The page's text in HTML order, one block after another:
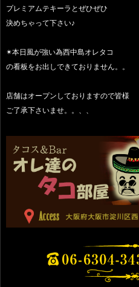
プレミアムテキーラとぜひぜひ
決めちゃって下さい♪
✴︎本日風が強い為西中島オレタコ
の看板をお出しできておりません。。
店舗はオープンしておりますので皆様
ご了承下さいませ。。、、